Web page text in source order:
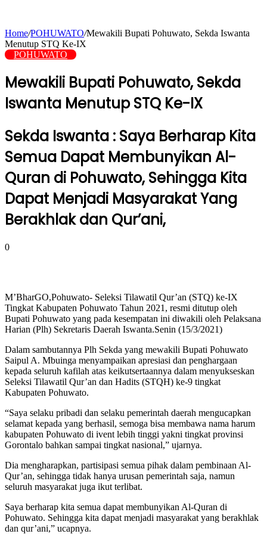
Home/POHUWATO/Mewakili Bupati Pohuwato, Sekda Iswanta
Menutup STQ Ke-IX
POHUWATO
Mewakili Bupati Pohuwato, Sekda
Iswanta Menutup STQ Ke-IX
Sekda Iswanta : Saya Berharap Kita
Semua Dapat Membunyikan Al-
Quran di Pohuwato, Sehingga Kita
Dapat Menjadi Masyarakat Yang
Berakhlak dan Qur’ani,
0
M’BharGO,Pohuwato- Seleksi Tilawatil Qur’an (STQ) ke-IX
Tingkat Kabupaten Pohuwato Tahun 2021, resmi ditutup oleh
Bupati Pohuwato yang pada kesempatan ini diwakili oleh Pelaksana
Harian (Plh) Sekretaris Daerah Iswanta.Senin (15/3/2021)
Dalam sambutannya Plh Sekda yang mewakili Bupati Pohuwato
Saipul A. Mbuinga menyampaikan apresiasi dan penghargaan
kepada seluruh kafilah atas keikutsertaannya dalam menyukseskan
Seleksi Tilawatil Qur’an dan Hadits (STQH) ke-9 tingkat
Kabupaten Pohuwato.
“Saya selaku pribadi dan selaku pemerintah daerah mengucapkan
selamat kepada yang berhasil, semoga bisa membawa nama harum
kabupaten Pohuwato di ivent lebih tinggi yakni tingkat provinsi
Gorontalo bahkan sampai tingkat nasional,” ujarnya.
Dia mengharapkan, partisipasi semua pihak dalam pembinaan Al-
Qur’an, sehingga tidak hanya urusan pemerintah saja, namun
seluruh masyarakat juga ikut terlibat.
Saya berharap kita semua dapat membunyikan Al-Quran di
Pohuwato. Sehingga kita dapat menjadi masyarakat yang berakhlak
dan qur’ani,” ucapnya.